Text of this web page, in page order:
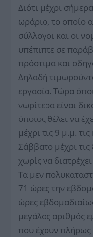
Διότι μέχρι
ωράριο, το οποίο
σύλλογοι και οι
υπέπιπτε σε
πρόστιμα και
Δηλαδή
εργασία. Τώρα
νωρίτερα είναι
όποιος θέλει να
μέχρι τις 9 μ.μ.
Σάββατο μέχρι
χωρίς να
Τα μεν
71 ώρες την
ώρες
μεγάλος αριθμός
που έχουν